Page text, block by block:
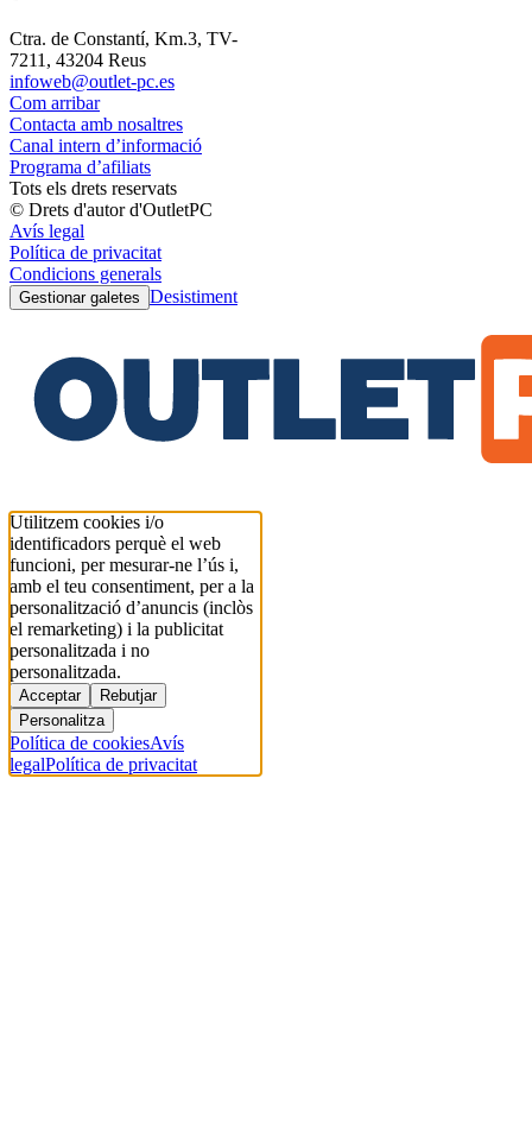
Ctra. de Constantí, Km.3, TV-
7211, 43204 Reus
infoweb@outlet-pc.es
Com arribar
Contacta amb nosaltres
Canal intern d’informació
Programa d’afiliats
Tots els drets reservats
© Drets d'autor d'OutletPC
Avís legal
Política de privacitat
Condicions generals
Gestionar galetes Desistiment
Utilitzem cookies i/o
identificadors perquè el web
funcioni, per mesurar-ne l’ús i,
amb el teu consentiment, per a la
personalització d’anuncis (inclòs
el remarketing) i la publicitat
personalitzada i no
personalitzada.
Acceptar
Rebutjar
Personalitza
Política de cookiesAvís
legalPolítica de privacitat